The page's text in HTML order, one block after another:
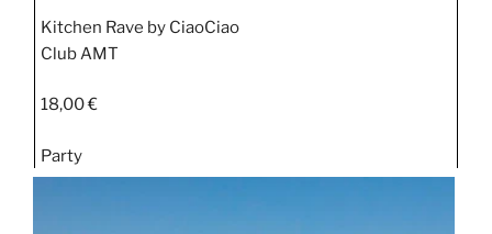
Kitchen Rave by CiaoCiao
Club AMT
18,00 €
Party